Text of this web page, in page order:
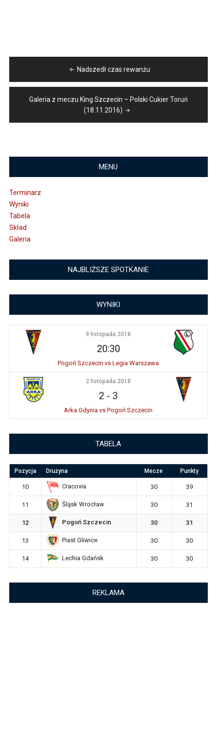
Nawigacja
wpisu
Nadszedł czas rewanżu
Galeria z meczu King Szczecin – Polski Cukier Toruń
(18.11.2016)
MENU
Terminarz
Wyniki
Tabela
Skład
Galeria
NAJBLIŻSZE SPOTKANIE
WYNIKI
9 listopada 2018
20:30
Pogoń Szczecin vs Legia Warszawa
2 listopada 2018
2 - 3
Arka Gdynia vs Pogoń Szczecin
TABELA
Pozycja Drużyna Mecze Punkty
10 Cracovia 30 39
11 Śląsk Wrocław 30 31
12 Pogoń Szczecin 30 31
13 Piast Gliwice 30 30
14 Lechia Gdańsk 30 30
REKLAMA